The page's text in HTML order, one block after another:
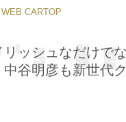
CARTOP
ッシュなだけで
谷明彦も新世代